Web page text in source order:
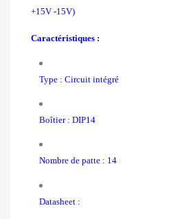
+15V -15V)
Caractéristiques :
Type : Circuit intégré
Boîtier : DIP14
Nombre de patte : 14
Datasheet :